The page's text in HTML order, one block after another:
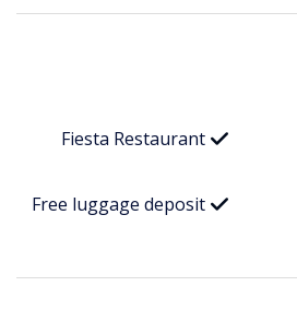
Fiesta Restaurant
Free luggage deposit